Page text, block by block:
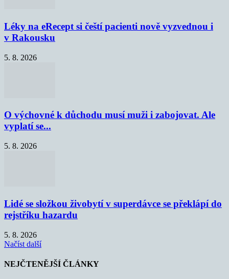
Léky na eRecept si čeští pacienti nově vyzvednou i
v Rakousku
5. 8. 2026
O výchovné k důchodu musí muži i zabojovat. Ale
vyplatí se...
5. 8. 2026
Lidé se složkou živobytí v superdávce se překlápí do
rejstříku hazardu
5. 8. 2026
Načíst další
NEJČTENĚJŠÍ ČLÁNKY